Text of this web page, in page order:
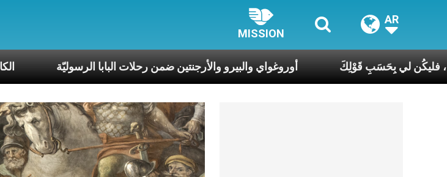
MISSION
AR
أوروغواي والبيرو والأرجنتين ضمن رحلات البابا الرسوليّة أَنَا أَمَةُ الرَّب، فليكُن لي بِحَسَبِ قَوْلِكَ